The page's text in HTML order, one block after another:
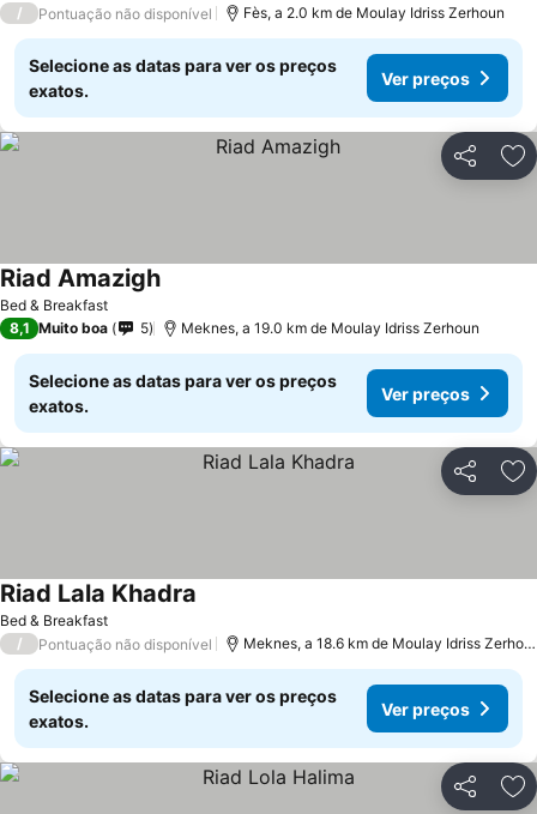
/ Pontuação não disponível Fès, a 2.0 km de Moulay Idriss Zerhoun
Selecione as datas para ver os preços
exatos.
Ver preços
Partilhar
Bed & Breakfast
Riad AmazighVer preços
8,1 Muito boa 5 Meknes, a 19.0 km de Moulay Idriss Zerhoun
Selecione as datas para ver os preços
exatos.
Ver preços
Partilhar
Bed & Breakfast
Riad Lala Khadra
/ Pontuação não disponível Meknes, a 18.6 km de Moulay Idriss
Selecione as datas para ver os preços
exatos.
Ver preços
Partilhar